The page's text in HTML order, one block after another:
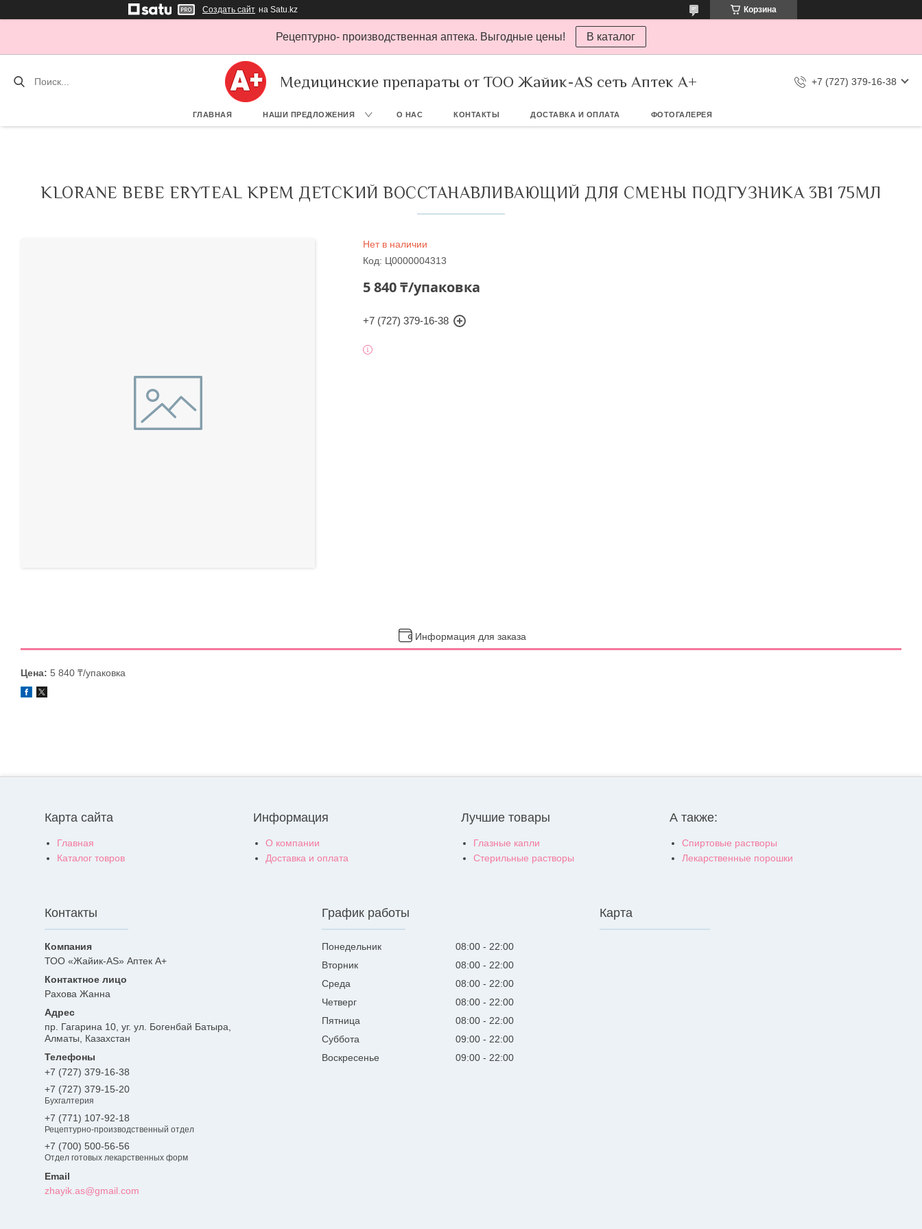
Создать сайт на Satu.kz Корзина
Рецептурно- производственная аптека. Выгодные цены! В каталог
Медицинские препараты от ТОО Жайик-AS сеть Аптек А+ +7 (727) 379-16-38
ГЛАВНАЯ НАШИ ПРЕДЛОЖЕНИЯ О НАС КОНТАКТЫ ДОСТАВКА И ОПЛАТА ФОТОГАЛЕРЕЯ
KLORANE BEBE ERYTEAL КРЕМ ДЕТСКИЙ ВОССТАНАВЛИВАЮЩИЙ ДЛЯ СМЕНЫ ПОДГУЗНИКА 3В1 75МЛ
Нет в наличии
Код: Ц0000004313
5 840 ₸/упаковка
+7 (727) 379-16-38
Информация для заказа
Цена: 5 840 ₸/упаковка
Карта сайта
Главная
Каталог товров
Информация
О компании
Доставка и оплата
Лучшие товары
Глазные капли
Стерильные растворы
А также:
Спиртовые растворы
Лекарственные порошки
Контакты
ТОО «Жайик-AS» Аптек А+
Рахова Жанна
пр. Гагарина 10, уг. ул. Богенбай Батыра,
Алматы, Казахстан
+7 (727) 379-16-38
+7 (727) 379-15-20
Бухгалтерия
+7 (771) 107-92-18
Рецептурно-производственный отдел
+7 (700) 500-56-56
Отдел готовых лекарственных форм
zhayik.as@gmail.com
График работы
Понедельник 08:00
22:00
Вторник
08:00
22:00
Среда
08:00
22:00
Четверг
08:00
22:00
Пятница
08:00
22:00
Суббота
09:00
22:00
Воскресенье
09:00 22:00
Карта